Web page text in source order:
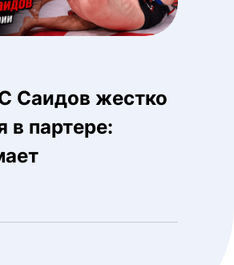
Саидов жестко
в партере: